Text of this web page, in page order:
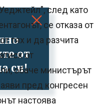
от
си!
след като
се отказа от
тях и да разчита
от
обаче министърът
пред конгресен
настоява